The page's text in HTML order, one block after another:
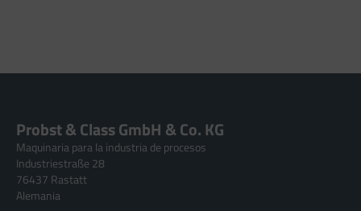
Probst & Class GmbH & Co. KG
Maquinaria para la industria de procesos
Industriestraße 28
76437 Rastatt
Alemania